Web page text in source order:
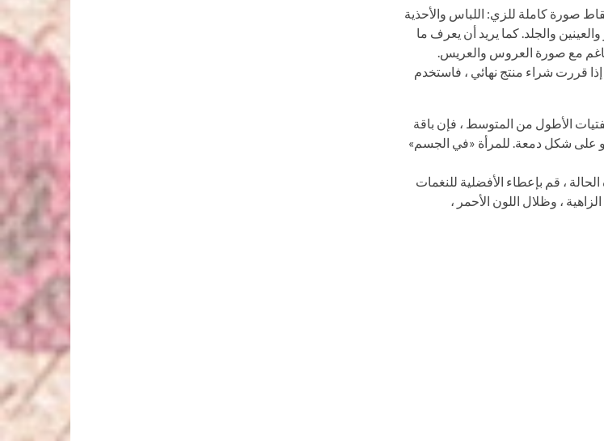
صورة كاملة للزي: اللباس والأحذية
والجلد. كما يريد أن يعرف ما
مع صورة العروس والعريس.
قررت شراء منتج نهائي ، فاستخدم
الأطول من المتوسط ​​، فإن باقة
على شكل دمعة. للمرأة «في الجسم»
، قم بإعطاء الأفضلية للنغمات
، وظلال اللون الأحمر ،